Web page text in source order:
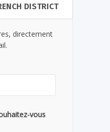
DISTRICT
directement
vous